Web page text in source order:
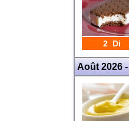
2 Di
Août 2026